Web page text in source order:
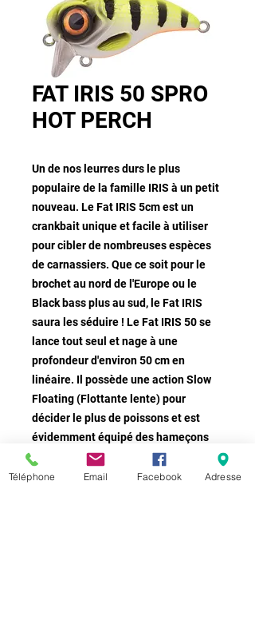
FAT IRIS 50 SPRO
HOT PERCH
Un de nos leurres durs le plus
populaire de la famille IRIS à un petit
nouveau. Le Fat IRIS 5cm est un
crankbait unique et facile à utiliser
pour cibler de nombreuses espèces
de carnassiers. Que ce soit pour le
brochet au nord de l'Europe ou le
Black bass plus au sud, le Fat IRIS
saura les séduire ! Le Fat IRIS 50 se
lance tout seul et nage à une
profondeur d'environ 50 cm en
linéaire. Il possède une action Slow
Floating (Flottante lente) pour
décider le plus de poissons et est
évidemment équipé des hameçons
triples Gamakatsu dont le piquant
n'est plus à prouver.
Téléphone Email Facebook Adresse